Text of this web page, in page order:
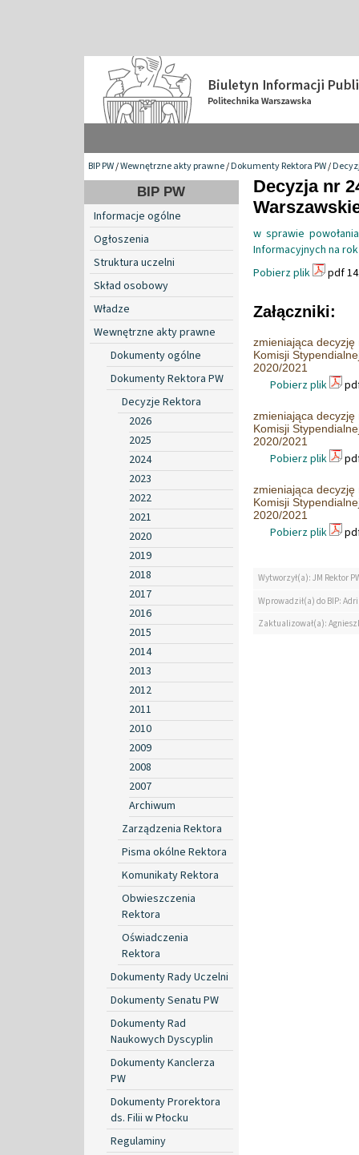
BIP PW/Wewnętrzne akty prawne/Dokumenty Rektora PW/
BIP PW
Informacje ogólne
Ogłoszenia
Struktura uczelni
Skład osobowy
Władze
Wewnętrzne akty prawne
Dokumenty ogólne
Dokumenty Rektora PW
Decyzje Rektora
2026
2025
2024
2023
2022
2021
2020
2019
2018
2017
2016
2015
2014
2013
2012
2011
2010
2009
2008
2007
Archiwum
Zarządzenia Rektora
Pisma okólne Rektora
Komunikaty Rektora
Obwieszczenia
Rektora
Oświadczenia
Rektora
Dokumenty Rady Uczelni
Dokumenty Senatu PW
Dokumenty Rad
Naukowych Dyscyplin
Dokumenty Kanclerza
PW
Dokumenty Prorektora
ds. Filii w Płocku
Regulaminy
Decyzja nr
w sprawie
Informacyjnych na
Pobierz plik
pdf
Załączniki:
zmieniająca decyzję
Komisji
2020/2021
Pobierz plik
zmieniająca decyzję
Komisji
2020/2021
Pobierz plik
zmieniająca decyzję
Komisji
2020/2021
Pobierz plik
Wytworzył(a): JM Rektor
Wprowadził(a) do BIP:
Zaktualizował(a):